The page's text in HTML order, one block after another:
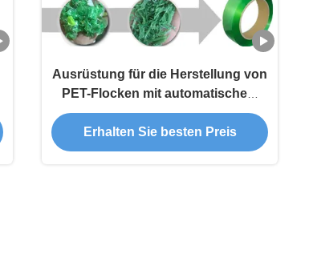
Ausrüstung für die Herstellung von
PET-Flocken mit automatischem
Wickeln
Erhalten Sie besten Preis